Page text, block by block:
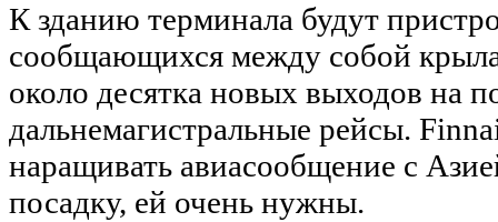
К зданию терминала будут
сообщающихся между собой
около десятка новых выходов на
дальнемагистральные рейсы.
наращивать авиасообщение с
посадку, ей очень нужны.